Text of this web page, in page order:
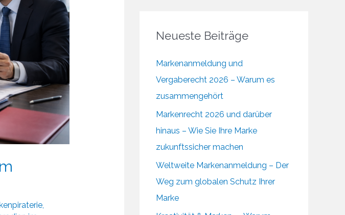
,
Neueste Beiträge
Markenanmeldung und
Vergaberecht 2026 – Warum es
zusammengehört
Markenrecht 2026 und darüber
hinaus – Wie Sie Ihre Marke
zukunftssicher machen
Weltweite Markenanmeldung – Der
Weg zum globalen Schutz Ihrer
Marke